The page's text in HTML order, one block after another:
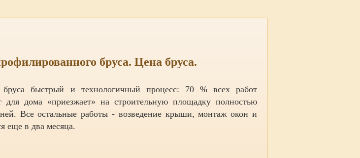
бруса. Цена бруса.
бруса быстрый и технологичный процесс: 70 % всех работ
дома «приезжает» на строительную площадку полностью
Все остальные работы - возведение крыши, монтаж окон и
еще в два месяца.